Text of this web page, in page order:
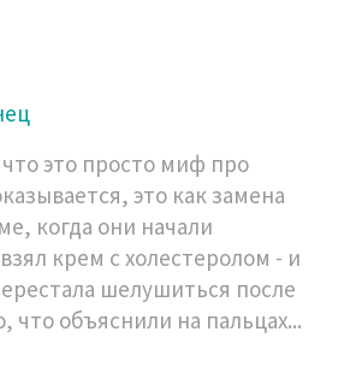
это просто миф про
это как замена
когда они начали
крем с холестеролом - и
шелушиться после
что объяснили на пальцах...